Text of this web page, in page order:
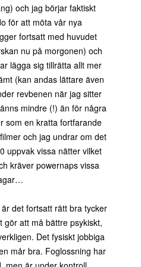
och jag börjar faktiskt
för att möta vår nya
fortsatt med huvudet
nu på morgonen) och
lägga sig tillrätta allt mer
(kan andas lättare även
revbenen när jag sitter
mindre (!) än för några
som en kratta fortfarande
och jag undrar om det
uppvak vissa nätter vilket
kräver powernaps vissa
är det fortsatt rätt bra tycker
gör att må bättre psykiskt,
Det fysiskt jobbiga
mår bra. Foglossning har